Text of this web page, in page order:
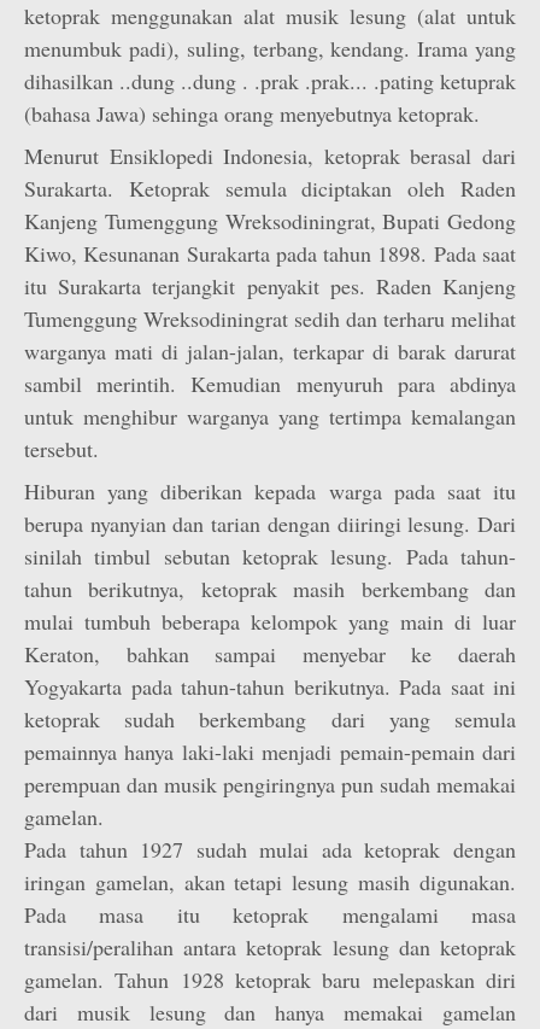
ketoprak menggunakan alat musik lesung (alat untuk
menumbuk padi), suling, terbang, kendang. Irama yang
dihasilkan ..dung ..dung . .prak .prak... .pating ketuprak
(bahasa Jawa) sehinga orang menyebutnya ketoprak.
Menurut Ensiklopedi Indonesia, ketoprak berasal dari
Surakarta. Ketoprak semula diciptakan oleh Raden
Kanjeng Tumenggung Wreksodiningrat, Bupati Gedong
Kiwo, Kesunanan Surakarta pada tahun 1898. Pada saat
itu Surakarta terjangkit penyakit pes. Raden Kanjeng
Tumenggung Wreksodiningrat sedih dan terharu melihat
warganya mati di jalan-jalan, terkapar di barak darurat
sambil merintih. Kemudian menyuruh para abdinya
untuk menghibur warganya yang tertimpa kemalangan
tersebut.
Hiburan yang diberikan kepada warga pada saat itu
berupa nyanyian dan tarian dengan diiringi lesung. Dari
sinilah timbul sebutan ketoprak lesung. Pada tahun-
tahun berikutnya, ketoprak masih berkembang dan
mulai tumbuh beberapa kelompok yang main di luar
Keraton, bahkan sampai menyebar ke daerah
Yogyakarta pada tahun-tahun berikutnya. Pada saat ini
ketoprak sudah berkembang dari yang semula
pemainnya hanya laki-laki menjadi pemain-pemain dari
perempuan dan musik pengiringnya pun sudah memakai
gamelan.
Pada tahun 1927 sudah mulai ada ketoprak dengan
iringan gamelan, akan tetapi lesung masih digunakan.
Pada masa itu ketoprak mengalami masa
transisi/peralihan antara ketoprak lesung dan ketoprak
gamelan. Tahun 1928 ketoprak baru melepaskan diri
dari musik lesung dan hanya memakai gamelan